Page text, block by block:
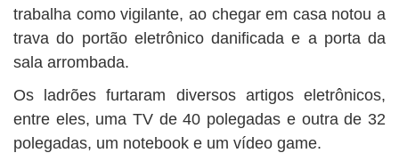
trabalha como vigilante, ao chegar em casa notou a
trava do portão eletrônico danificada e a porta da
sala arrombada.
Os ladrões furtaram diversos artigos eletrônicos,
entre eles, uma TV de 40 polegadas e outra de 32
polegadas, um notebook e um vídeo game.